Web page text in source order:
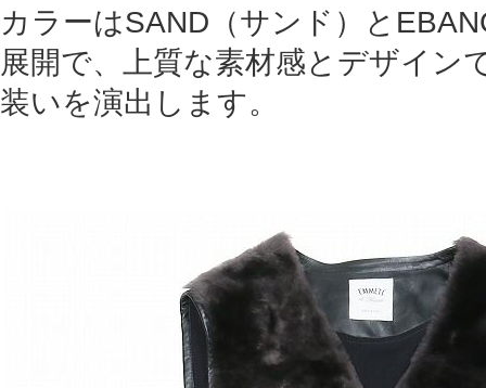
カラーはSAND（サンド）と
展開で、上質な素材感とデザイン
装いを演出します。